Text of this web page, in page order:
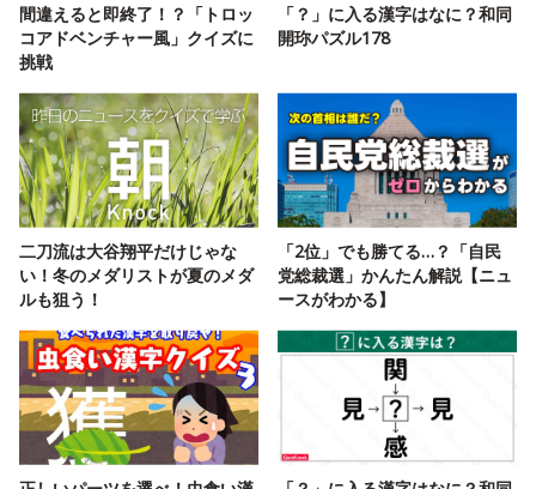
間違えると即終了！？「トロッ
コアドベンチャー風」クイズに
挑戦
「？」に入る漢字はなに？和同
開珎パズル178
二刀流は大谷翔平だけじゃな
い！冬のメダリストが夏のメダ
ルも狙う！
「2位」でも勝てる…？「自民
党総裁選」かんたん解説【ニュ
ースがわかる】